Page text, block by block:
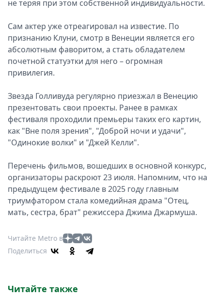
не теряя при этом собственной индивидуальности.
Сам актер уже отреагировал на известие. По
признанию Клуни, смотр в Венеции является его
абсолютным фаворитом, а стать обладателем
почетной статуэтки для него – огромная
привилегия.
Звезда Голливуда регулярно приезжал в Венецию
презентовать свои проекты. Ранее в рамках
фестиваля проходили премьеры таких его картин,
как "Вне поля зрения", "Доброй ночи и удачи",
"Одинокие волки" и "Джей Келли".
Перечень фильмов, вошедших в основной конкурс,
организаторы раскроют 23 июля. Напомним, что на
предыдущем фестивале в 2025 году главным
триумфатором стала комедийная драма "Отец,
мать, сестра, брат" режиссера Джима Джармуша.
Читайте Metro в
Поделиться
Читайте также